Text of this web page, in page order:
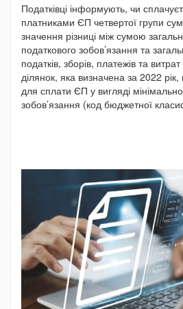
Податківці інформують, чи
платниками ЄП четвертої групи
значення різниці між сумою
податкового зобов’язання та
податків, зборів, платежів та
ділянок, яка визначена за 2022
для сплати ЄП у вигляді
зобов’язання (код бюджетної